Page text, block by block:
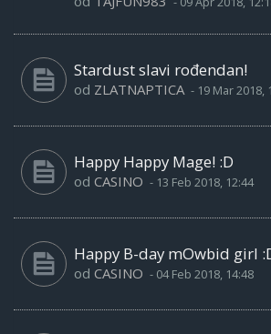
Stardust slavi rođendan!
od ZLATNAPTICA - 19 Mar 2018,
Happy Happy Mage! :D
od CASINO - 13 Feb 2018, 12:44
Happy B-day mOwbid girl
od CASINO - 04 Feb 2018, 14:48